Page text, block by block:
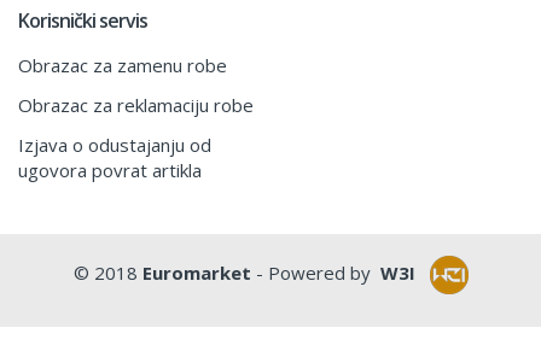
Korisnički servis
Obrazac za zamenu robe
Obrazac za reklamaciju robe
Izjava o odustajanju od
ugovora povrat artikla
© 2018 Euromarket - Powered by W3I